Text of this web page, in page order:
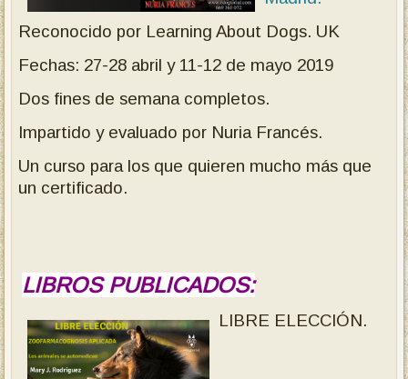
Reconocido por Learning About Dogs. UK
Fechas: 27-28 abril y 11-12 de mayo 2019
Dos fines de semana completos.
Impartido y evaluado por Nuria Francés.
Un curso para los que quieren mucho más que
un certificado.
LIBROS PUBLICADOS:
LIBRE ELECCIÓN.